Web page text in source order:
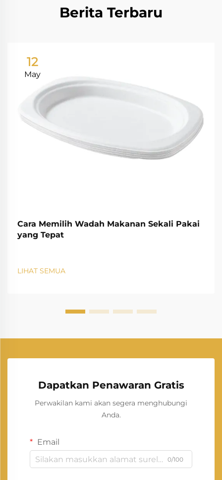
Berita Terbaru
12
May
Cara Memilih Wadah Makanan Sekali Pakai
yang Tepat
LIHAT SEMUA
Dapatkan Penawaran Gratis
Perwakilan kami akan segera menghubungi
Anda.
Email
0/100